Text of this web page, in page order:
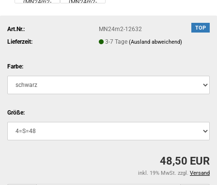
TOP
Art.Nr.:
MN24m2-12632
Lieferzeit:
3-7 Tage(Ausland abweichend)
Farbe:
Größe:
48,50 EUR
inkl. 19% MwSt. zzgl. Versand